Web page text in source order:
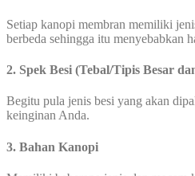
Setiap kanopi membran memiliki
berbeda sehingga itu menyebabkan
2. Spek Besi (Tebal/Tipis Besar
Begitu pula jenis besi yang akan
keinginan Anda.
3. Bahan Kanopi